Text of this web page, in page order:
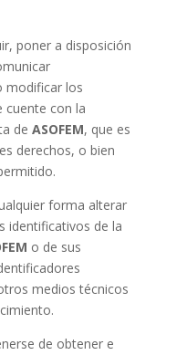
poner a disposición
modificar los
cuente con la
de ASOFEM, que es
derechos, o bien
forma alterar
identificativos de la
o de sus
medios técnicos
de obtener e